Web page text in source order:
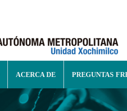
ACERCA DE PREGUNTAS